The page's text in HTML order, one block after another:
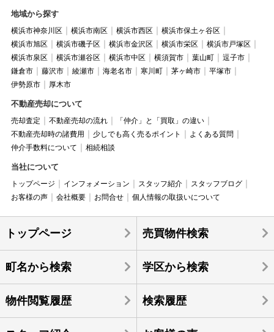
地域から探す
横浜市神奈川区 横浜市南区 横浜市西区
横浜市保土ヶ谷区
横浜市旭区
横浜市磯子区 横浜市金沢区 横浜市栄区
横浜市戸塚区
横浜市泉区
横浜市瀬谷区 横浜市中区 横須賀市 葉山町
逗子市
鎌倉市
藤沢市 綾瀬市 海老名市 寒川町 茅ヶ崎市
平塚市
伊勢原市
厚木市
不動産売却について
売却査定 不動産売却の流れ
「仲介」と「買取」の違い
不動産売却時の諸費用
少しでも高く売るポイント
よくある質問
仲介手数料について
相続相談
当社について
トップページ インフォメーション スタッフ紹介
スタッフブログ
お客様の声
会社概要 お問合せ 個人情報の取扱いについて
トップページ 売買物件検索
町名から検索 学区から検索
物件閲覧履歴 検索履歴